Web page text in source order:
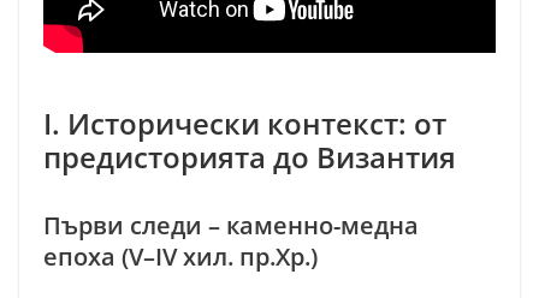
I. Исторически контекст: от
предисторията до Византия
Първи следи – каменно-медна
епоха (V–IV хил. пр.Хр.)